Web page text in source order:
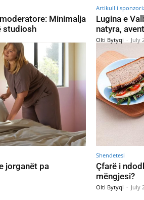
Minimalja
studiosh
Artikull i
Lugina e
natyra,
Olti Bytyqi - July
jorganët pa
Shendetesi
Çfarë i
mëngjesi?
Olti Bytyqi - July